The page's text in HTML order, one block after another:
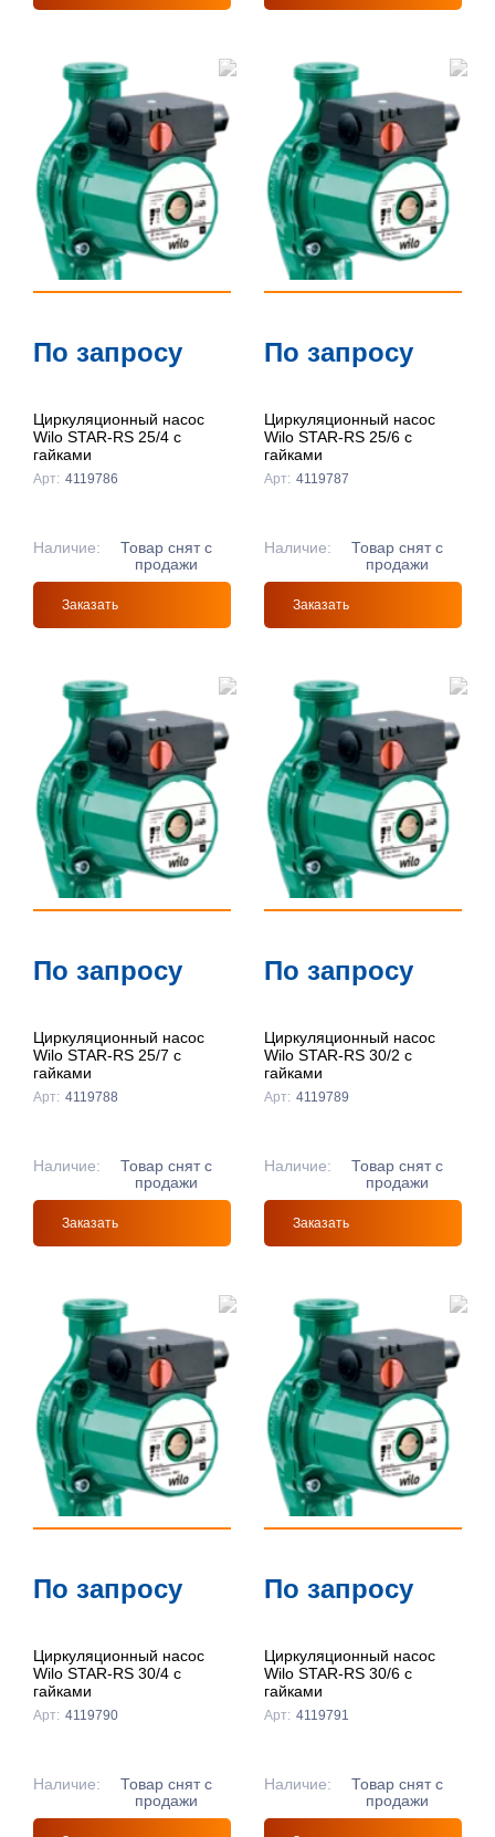
По запросу
Циркуляционный насос
Wilo STAR-RS 25/4 с
гайками
Арт: 4119786
Наличие:
Товар снят с
продажи
Заказать
По запросу
Циркуляционный насос
Wilo STAR-RS 25/6 с
гайками
Арт: 4119787
Наличие:
Товар снят с
продажи
Заказать
По запросу
Циркуляционный насос
Wilo STAR-RS 25/7 с
гайками
Арт: 4119788
Наличие:
Товар снят с
продажи
Заказать
По запросу
Циркуляционный насос
Wilo STAR-RS 30/2 с
гайками
Арт: 4119789
Наличие:
Товар снят с
продажи
Заказать
По запросу
Циркуляционный насос
Wilo STAR-RS 30/4 с
гайками
Арт: 4119790
Наличие:
Товар снят с
продажи
По запросу
Циркуляционный насос
Wilo STAR-RS 30/6 с
гайками
Арт: 4119791
Наличие:
Товар снят с
продажи